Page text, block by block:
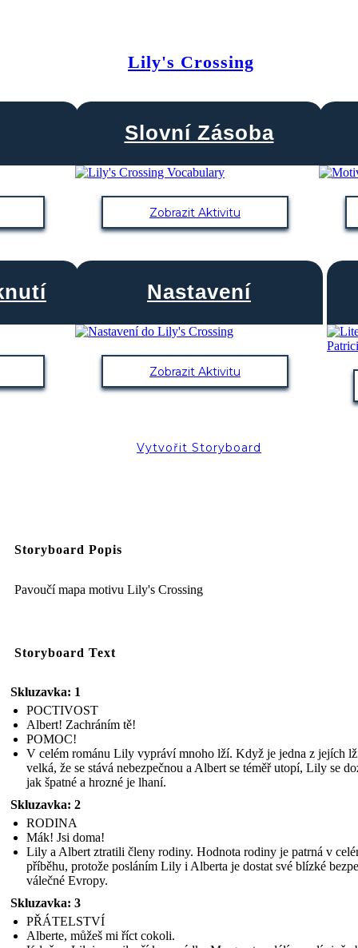
Lily's Crossing
Slovní Zásoba
Zobrazit Aktivitu
Nastavení
Zobrazit Aktivitu
Vytvořit Storyboard
Storyboard Popis
Pavoučí mapa motivu Lily's Crossing
Storyboard Text
Skluzavka: 1
POCTIVOST
Albert! Zachráním tě!
POMOC!
V celém románu Lily vypráví mnoho lží. Když je jedna z jejích
velká, že se stává nebezpečnou a Albert se téměř utopí, Lily se
jak špatné a hrozné je lhaní.
Skluzavka: 2
RODINA
Mák! Jsi doma!
Lily a Albert ztratili členy rodiny. Hodnota rodiny je patrná v
příběhu, protože posláním Lily i Alberta je dostat své blízké
válečné Evropy.
Skluzavka: 3
PŘÁTELSTVÍ
Alberte, můžeš mi říct cokoli.